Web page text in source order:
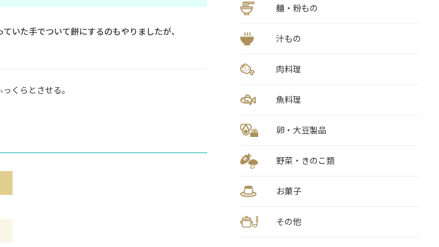
いた手でついて餅にするのもやりましたが、
くらとさせる。
麺・粉もの
汁もの
肉料理
魚料理
卵・大豆製品
野菜・きのこ類
お菓子
その他